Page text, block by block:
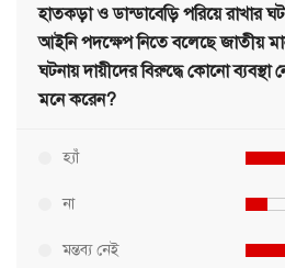
হাতকড়া ও ডান্ডাবেড়ি পরিয়ে রাখার
আইনি পদক্ষেপ নিতে বলেছে জাতীয়
ঘটনায় দায়ীদের বিরুদ্ধে কোনো
মনে করেন?
হ্যাঁ
না
মন্তব্য নেই